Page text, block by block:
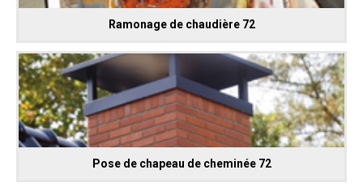
Ramonage de chaudière 72
Pose de chapeau de cheminée 72